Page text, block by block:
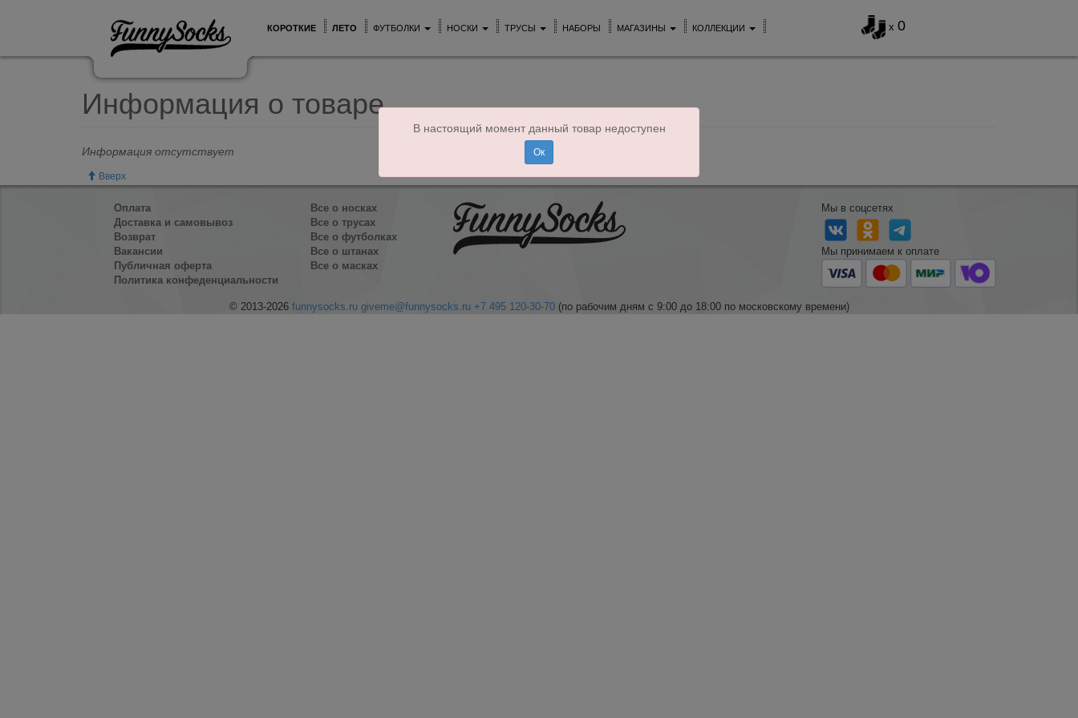
x 0
КОРОТКИЕ ЛЕТО ФУТБОЛКИ НОСКИ ТРУСЫ НАБОРЫ МАГАЗИНЫ КОЛЛЕКЦИИ
В настоящий момент данный товар недоступен
Ок
Информация о товаре
Информация отсутствует
Вверх
Оплата
Доставка и самовывоз
Возврат
Вакансии
Публичная оферта
Политика конфеденциальности
Все о носках
Все о трусах
Все о футболках
Все о штанах
Все о масках
Мы в соцсетях
Мы принимаем к оплате
© 2013-2026 funnysocks.ru giveme@funnysocks.ru +7 495 120-30-70(по рабочим дням с 9:00 до 18:00 по московскому времени)